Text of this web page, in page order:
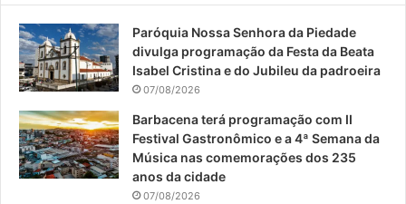
b
o
k
u
b
a
g
a
Paróquia Nossa Senhora da Piedade
divulga programação da Festa da Beata
Isabel Cristina e do Jubileu da padroeira
07/08/2026
Barbacena terá programação com II
Festival Gastronômico e a 4ª Semana da
Música nas comemorações dos 235
anos da cidade
07/08/2026